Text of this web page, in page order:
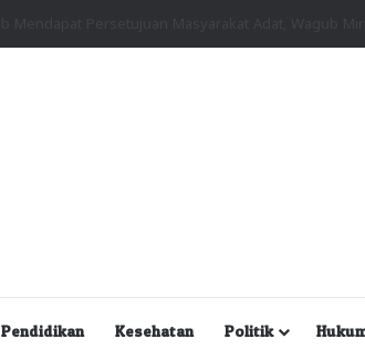
Pendidikan Kesehatan Politik